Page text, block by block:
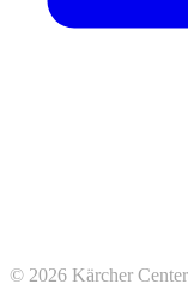
© 2026 Kärcher